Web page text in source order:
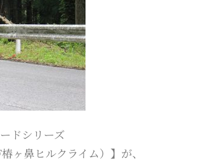
ドシリーズ
ヶ鼻ヒルクライム）】が、